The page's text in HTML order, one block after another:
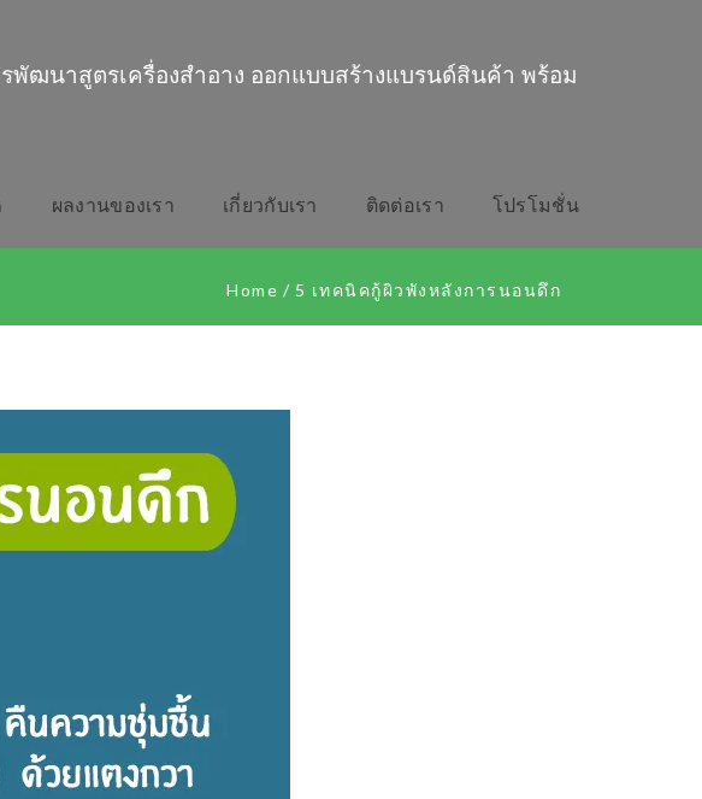
พัฒนาสูตรเครื่องสำอาง ออกแบบสร้างแบรนด์สินค้า พร้อม
ผลงานของเรา เกี่ยวกับเรา ติดต่อเรา โปรโมชั่น
Home / 5 เทคนิคกู้ผิวพังหลังการนอนดึก